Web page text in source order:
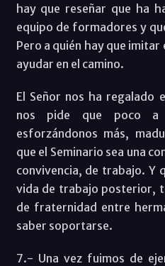
hay que reseñar que ha
equipo de formadores y
Pero a quién hay que imitar
ayudar en el camino.
El Señor nos ha regalado
nos pide que poco a
esforzándonos más,
que el Seminario sea una
convivencia, de trabajo. Y
vida de trabajo posterior,
de fraternidad entre
saber soportarse.
7.- Una vez fuimos de